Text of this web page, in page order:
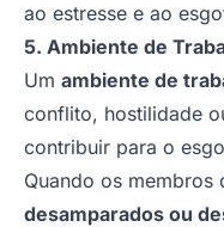
ao estresse e ao
5. Ambiente de
Um ambiente de
conflito, hostilidade
contribuir para o
Quando os membros
desamparados ou